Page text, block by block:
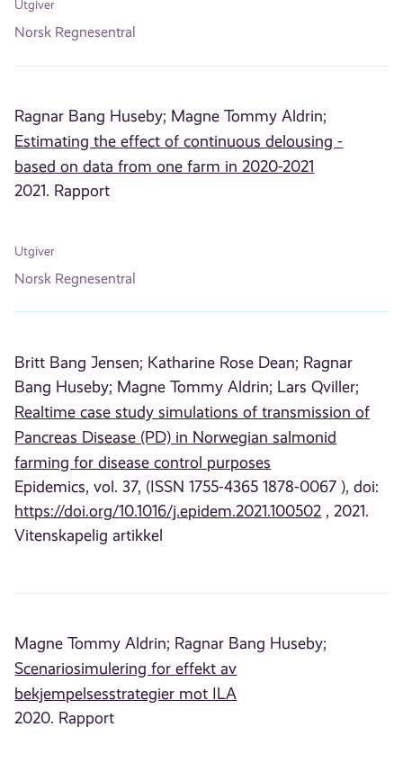
Utgiver
Norsk Regnesentral
Ragnar Bang Huseby; Magne Tommy Aldrin;
Estimating the effect of continuous delousing -
based on data from one farm in 2020-2021
2021. Rapport
Utgiver
Norsk Regnesentral
Britt Bang Jensen; Katharine Rose Dean; Ragnar
Bang Huseby; Magne Tommy Aldrin; Lars Qviller;
Realtime case study simulations of transmission of
Pancreas Disease (PD) in Norwegian salmonid
farming for disease control purposes
Epidemics, vol. 37, (ISSN 1755-4365 1878-0067 ), doi:
https://doi.org/10.1016/j.epidem.2021.100502 , 2021.
Vitenskapelig artikkel
Magne Tommy Aldrin; Ragnar Bang Huseby;
Scenariosimulering for effekt av
bekjempelsesstrategier mot ILA
2020. Rapport